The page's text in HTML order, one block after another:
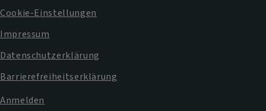
Fußbereichsmenü
Cookie-Einstellungen
Impressum
Datenschutzerklärung
Barrierefreiheitserklärung
Anmelden